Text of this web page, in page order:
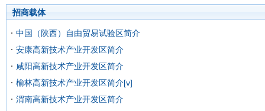
招商载体
中国（陕西）自由贸易试验区简介
安康高新技术产业开发区简介
咸阳高新技术产业开发区简介
榆林高新技术产业开发区简介[v]
渭南高新技术产业开发区简介